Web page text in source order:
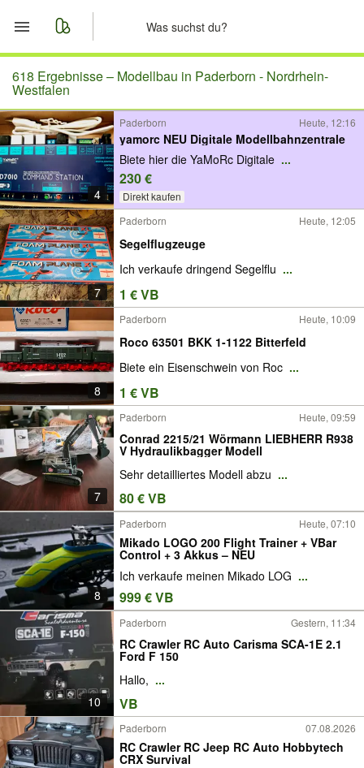
Start
Merkliste
Nachrichten
Anzeige aufgeben
618 Ergebnisse – Modellbau in Paderborn - Nordrhein-
Westfalen
4
Paderborn Heute, 12:16
yamorc NEU Digitale Modellbahnzentrale
Biete hier die YaMoRc Digitale ...
230 €
Direkt kaufen
7
Paderborn Heute, 12:05
Segelflugzeuge
Ich verkaufe dringend Segelflu ...
1 € VB
8
Paderborn Heute, 10:09
Roco 63501 BKK 1-1122 Bitterfeld
Biete ein Eisenschwein von Roc ...
1 € VB
7
Paderborn Heute, 09:59
Conrad 2215/21 Wörmann LIEBHERR R938
V Hydraulikbagger Modell
Sehr detailliertes Modell abzu ...
80 € VB
8
Paderborn Heute, 07:10
Mikado LOGO 200 Flight Trainer + VBar
Control + 3 Akkus – NEU
Ich verkaufe meinen Mikado LOG ...
999 € VB
10
Paderborn Gestern, 11:34
RC Crawler RC Auto Carisma SCA-1E 2.1
Ford F 150
Hallo, ...
VB
Paderborn 07.08.2026
RC Crawler RC Jeep RC Auto Hobbytech
CRX Survival